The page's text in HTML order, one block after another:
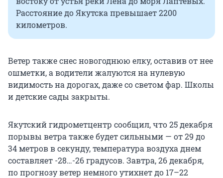
Расстояние до Якутска превышает 2200
километров.
Ветер также снес новогоднюю елку, оставив от нее
ошметки, а водители жалуются на нулевую
видимость на дорогах, даже со светом фар. Школы
и детские сады закрыты.
Якутский гидрометцентр сообщил, что 25 декабря
порывы ветра также будет сильными — от 29 до
34 метров в секунду, температура воздуха днем
составляет -28…-26градусов. Завтра, 26 декабря,
по прогнозу ветер немного утихнет до 17–22